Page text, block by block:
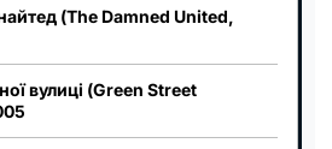
(The Damned United,
вулиці (Green Street